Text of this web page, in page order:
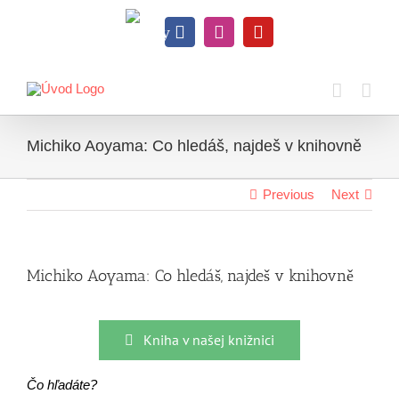
KnihyFacebookInstagramYouTube
Michiko Aoyama: Co hledáš, najdeš v knihovně
Previous Next
Michiko Aoyama: Co hledáš, najdeš v knihovně
Kniha v našej knižnici
Čo hľadáte?